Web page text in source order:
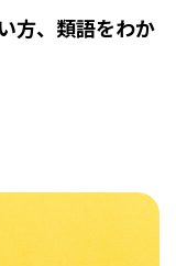
方、類語をわか